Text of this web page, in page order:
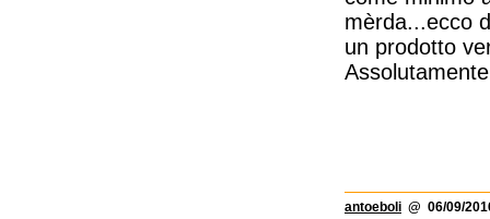
mèrda...ecco
un prodotto
antoeboli @ 06/09/